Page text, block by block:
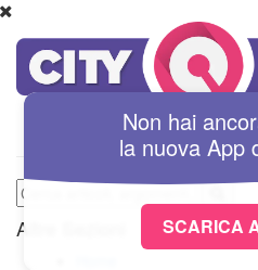
Altre Sezioni
Non hai
la nuovaApp
SCARICA